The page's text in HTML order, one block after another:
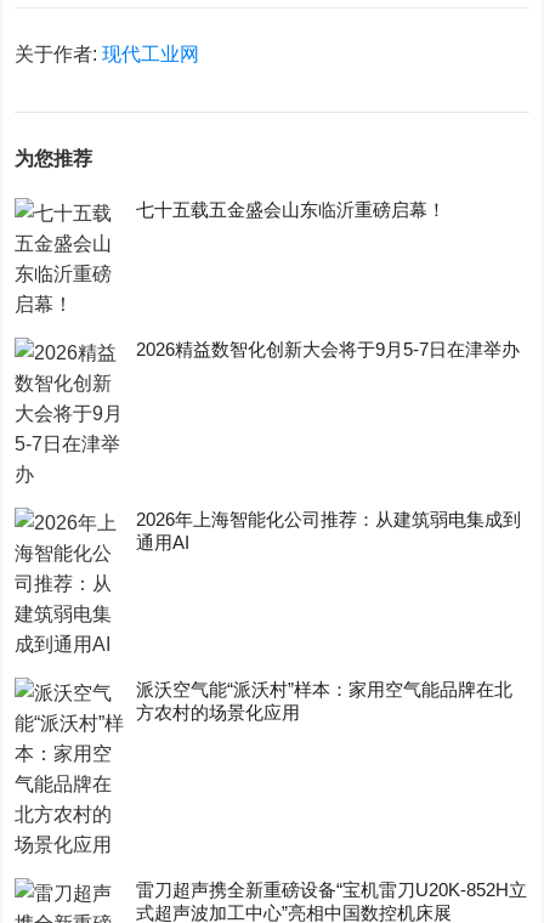
关于作者:现代工业网
为您推荐
七十五载五金盛会山东临沂重磅启幕！
2026精益数智化创新大会将于9月5-7日在津举办
2026年上海智能化公司推荐：从建筑弱电集成到
通用AI
派沃空气能“派沃村”样本：家用空气能品牌在北
方农村的场景化应用
雷刀超声携全新重磅设备“宝机雷刀U20K-852H立
式超声波加工中心”亮相中国数控机床展